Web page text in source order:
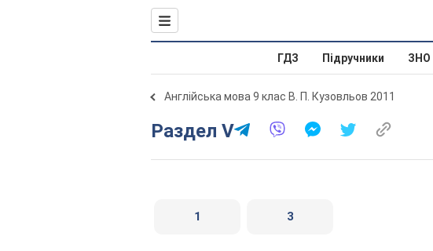
ГДЗ Підручники ЗНО
Англійська мова 9 клас В. П. Кузовльов 2011
Раздел V
1 3